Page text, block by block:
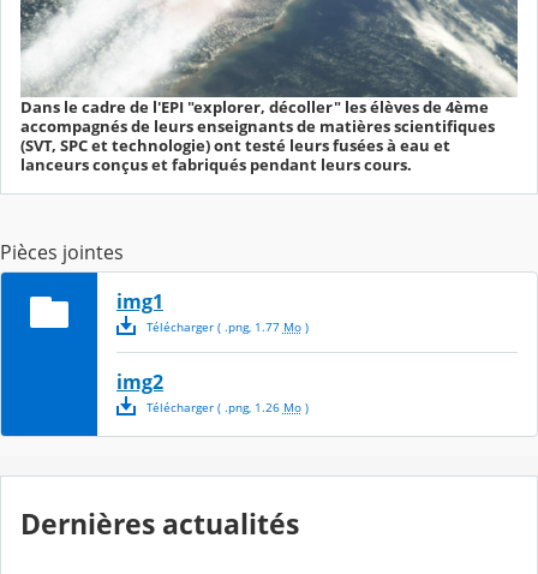
Dans le cadre de l'EPI "explorer, décoller" les élèves de 4ème
accompagnés de leurs enseignants de matières scientifiques
(SVT, SPC et technologie) ont testé leurs fusées à eau et
lanceurs conçus et fabriqués pendant leurs cours.
Pièces jointes
img1
Télécharger( .png, 1.77 Mo)
img2
Télécharger( .png, 1.26 Mo)
Dernières actualités